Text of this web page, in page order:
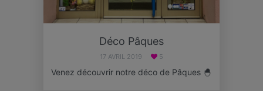
Déco Pâques
17 AVRIL 2019 5
Venez découvrir notre déco de Pâques 🐣